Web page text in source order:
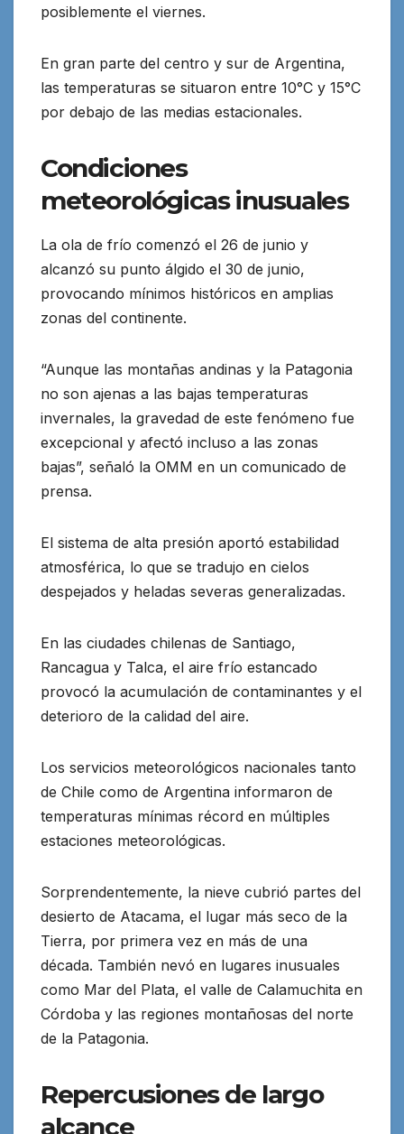
posiblemente el viernes.
En gran parte del centro y sur de Argentina,
las temperaturas se situaron entre 10°C y 15°C
por debajo de las medias estacionales.
Condiciones
meteorológicas inusuales
La ola de frío comenzó el 26 de junio y
alcanzó su punto álgido el 30 de junio,
provocando mínimos históricos en amplias
zonas del continente.
“Aunque las montañas andinas y la Patagonia
no son ajenas a las bajas temperaturas
invernales, la gravedad de este fenómeno fue
excepcional y afectó incluso a las zonas
bajas”, señaló la OMM en un comunicado de
prensa.
El sistema de alta presión aportó estabilidad
atmosférica, lo que se tradujo en cielos
despejados y heladas severas generalizadas.
En las ciudades chilenas de Santiago,
Rancagua y Talca, el aire frío estancado
provocó la acumulación de contaminantes y el
deterioro de la calidad del aire.
Los servicios meteorológicos nacionales tanto
de Chile como de Argentina informaron de
temperaturas mínimas récord en múltiples
estaciones meteorológicas.
Sorprendentemente, la nieve cubrió partes del
desierto de Atacama, el lugar más seco de la
Tierra, por primera vez en más de una
década. También nevó en lugares inusuales
como Mar del Plata, el valle de Calamuchita en
Córdoba y las regiones montañosas del norte
de la Patagonia.
Repercusiones de largo
alcance